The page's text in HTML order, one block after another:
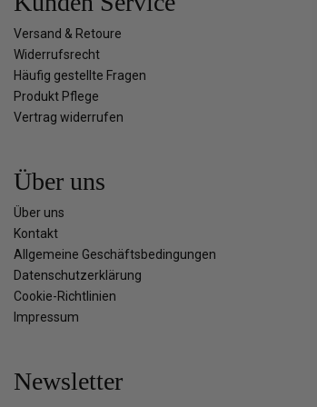
Versand & Retoure
Widerrufsrecht
Häufig gestellte Fragen
Produkt Pflege
Vertrag widerrufen
Über uns
Über uns
Kontakt
Allgemeine Geschäftsbedingungen
Datenschutzerklärung
Cookie-Richtlinien
Impressum
Newsletter